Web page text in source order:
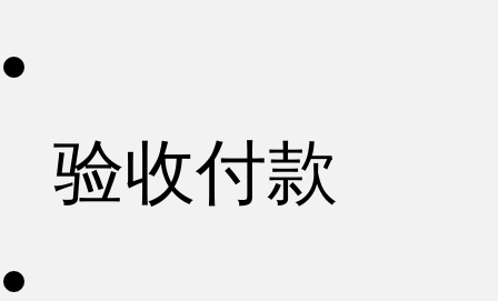
验收付款